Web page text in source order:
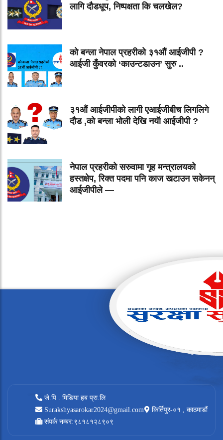
लागि दौडधूप, निष्पक्षता कि चलखेल?
को बन्ला नेपाल प्रहरीको ३१औं आईजीपी ?
आईजी कुँवरको ‘काउन्टडाउन’ सुरु ..
३१औं आईजीपीको लागी एआईजीबीच लिगलिगे
दौड ,को बन्ला भोली देखि नयॅा आईजीपी ?
नेपाल प्रहरीको सरुवामा गृह मन्त्रालयको
हस्तक्षेप, रिक्त पदमा पनि काज खटाउन सकेनन्
आईजीपीले —
जे.पि . मिडिया हब प्रा.लि
Surakshyasarokar2024@gmail.com
किर्तिपुर-०१ , काठमाडौं
संपर्क नम्बर:९८१८१२८९०९